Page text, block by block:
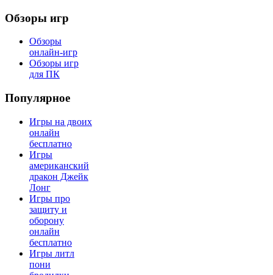
Обзоры игр
Обзоры
онлайн-игр
Обзоры игр
для ПК
Популярное
Игры на двоих
онлайн
бесплатно
Игры
американский
дракон Джейк
Лонг
Игры про
защиту и
оборону
онлайн
бесплатно
Игры литл
пони